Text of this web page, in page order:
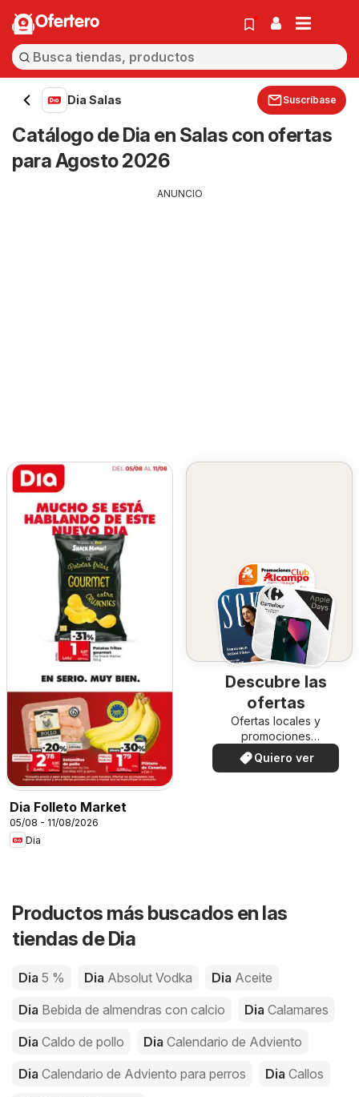
Ofertero
Dia Salas Suscríbase
Catálogo de Dia en Salas con ofertas
para Agosto 2026
ANUNCIO
Dia Folleto Market
05/08 - 11/08/2026
Dia
Descubre las
ofertas
Ofertas locales y
promociones
especiales.
Quiero ver
Productos más buscados en las
tiendas de Dia
Dia 5 % Dia Absolut Vodka Dia Aceite
Dia Bebida de almendras con calcio Dia Calamares
Dia Caldo de pollo Dia Calendario de Adviento
Dia Calendario de Adviento para perros Dia Callos